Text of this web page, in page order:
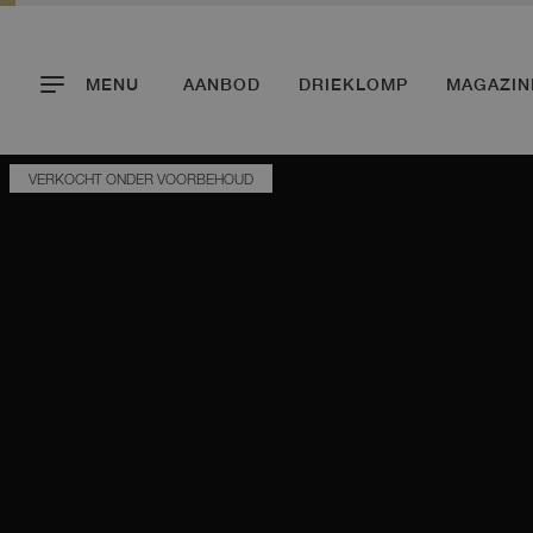
MENU AANBOD DRIEKLOMP
VERKOCHT ONDER VOORBEHOUD